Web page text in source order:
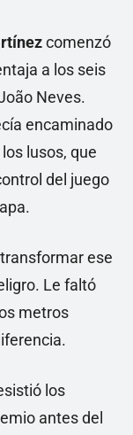
comenzó
a los seis
Neves.
encaminado
lusos, que
del juego
ese
Le faltó
metros
los
antes del